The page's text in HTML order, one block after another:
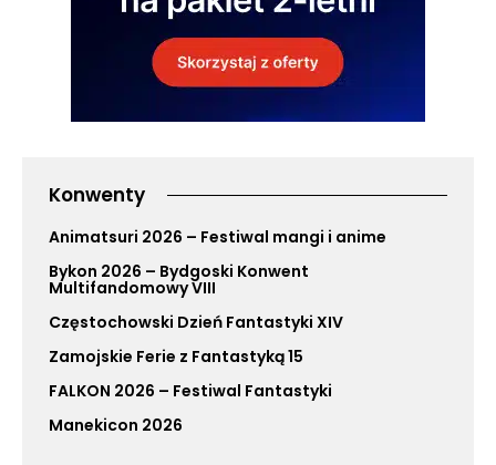
Konwenty
Animatsuri 2026 – Festiwal mangi i anime
Bykon 2026 – Bydgoski Konwent
Multifandomowy VIII
Częstochowski Dzień Fantastyki XIV
Zamojskie Ferie z Fantastyką 15
FALKON 2026 – Festiwal Fantastyki
Manekicon 2026